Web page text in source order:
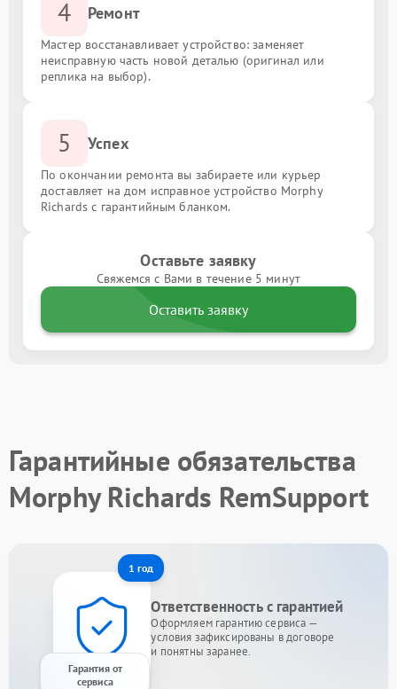
4 Ремонт
Мастер восстанавливает устройство: заменяет
неисправную часть новой деталью (оригинал или
реплика на выбор).
5 Успех
По окончании ремонта вы забираете или курьер
доставляет на дом исправное устройство Morphy
Richards с гарантийным бланком.
Оставьте заявку
Свяжемся с Вами в течение 5 минут
Оставить заявку
Гарантийные обязательства
Morphy Richards RemSupport
1 год
Гарантия от
сервиса
Ответственность с гарантией
Оформляем гарантию сервиса —
условия зафиксированы в договоре
и понятны заранее.